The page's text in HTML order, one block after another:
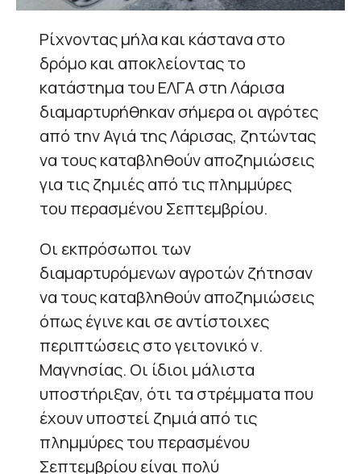
Ρίχνοντας μήλα και κάστανα στο
δρόμο και αποκλείοντας το
κατάστημα του ΕΛΓΑ στη Λάρισα
διαμαρτυρήθηκαν σήμερα οι αγρότες
από την Αγιά της Λάρισας, ζητώντας
να τους καταβληθούν αποζημιώσεις
για τις ζημιές από τις πλημμύρες
του περασμένου Σεπτεμβρίου.
Οι εκπρόσωποι των
διαμαρτυρόμενων αγροτών ζήτησαν
να τους καταβληθούν αποζημιώσεις
όπως έγινε και σε αντίστοιχες
περιπτώσεις στο γειτονικό ν.
Μαγνησίας. Οι ίδιοι μάλιστα
υποστήριξαν, ότι τα στρέμματα που
έχουν υποστεί ζημιά από τις
πλημμύρες του περασμένου
Σεπτεμβρίου είναι πολύ